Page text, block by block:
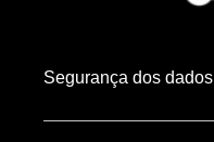
Segurança dos dados